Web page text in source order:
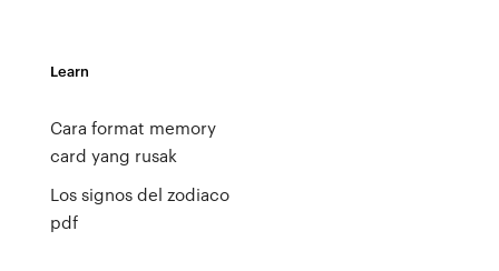
Learn
Cara format memory
card yang rusak
Los signos del zodiaco
pdf